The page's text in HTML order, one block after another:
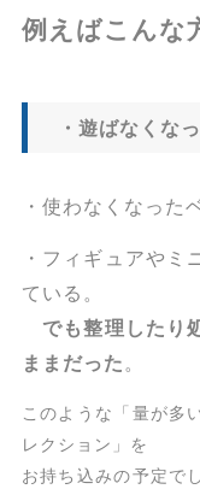
例えばこんな
・遊ばなくな
・使わなくなった
・フィギュアやミ
ている。
でも整理したり
ままだった 。
このような「量が多
レクション」を
お持ち込みの予定で